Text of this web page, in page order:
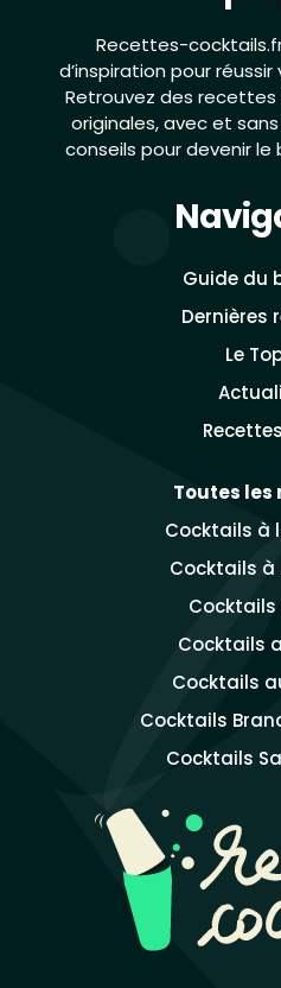
Recettes-
d’inspiration pour
Retrouvez des recettes
originales, avec et
conseils pour devenir
Guide du
Dernières
Le
Toutes les
Cocktails à
Cocktails à
Cocktails
Cocktails
Cocktails
Cocktails
Cocktails